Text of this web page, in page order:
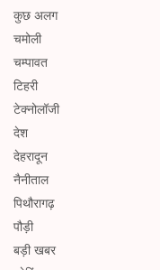
कुछ अलग
चमोली
चम्पावत
टिहरी
टेक्नोलॉजी
देश
देहरादून
नैनीताल
पिथौरागढ़
पौड़ी
बड़ी खबर